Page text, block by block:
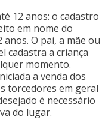
12 anos: o cadastro
em nome do
anos. O pai, a mãe ou
cadastra a criança
momento.
a venda dos
torcedores em geral
é necessário
do lugar.